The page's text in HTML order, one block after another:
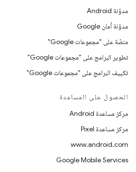
مدوّنة Android
مدوّنة أمان Google
منصّة على "مجموعات Google"
تطوير البرامج على "مجموعات Google"
تكييف البرامج على "مجموعات Google"
الحصول على المساعدة
مركز مساعدة Android
مركز مساعدة Pixel
www.android.com
Google Mobile Services